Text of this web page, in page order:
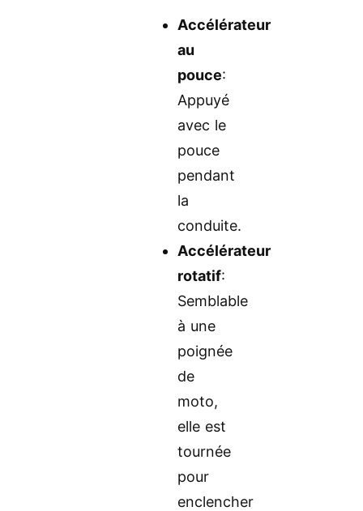
Accélérateur
au
pouce:
Appuyé
avec le
pouce
pendant
la
conduite.
Accélérateur
rotatif:
Semblable
à une
poignée
de
moto,
elle est
tournée
pour
enclencher